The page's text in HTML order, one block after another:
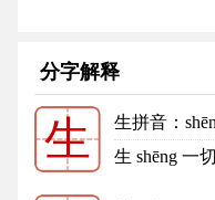
分字解释
生 生拼音 ：
5
生的笔
生 shēng 一